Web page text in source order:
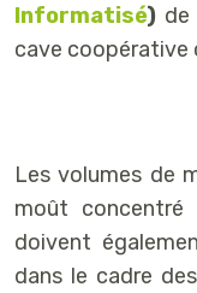
Informatisé) de
cave coopérative
Les volumes de
moût
doivent
dans le cadre